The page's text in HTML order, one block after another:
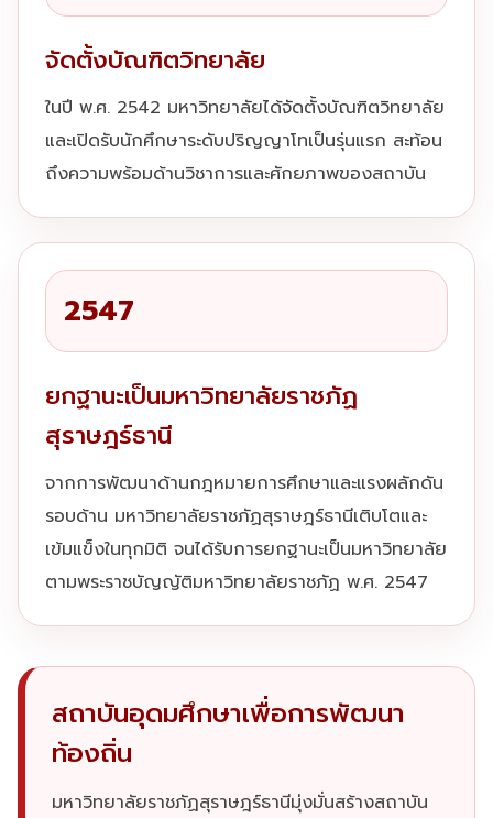
จัดตั้งบัณฑิตวิทยาลัย
ในปี พ.ศ. 2542 มหาวิทยาลัยได้จัดตั้งบัณฑิตวิทยาลัย
และเปิดรับนักศึกษาระดับปริญญาโทเป็นรุ่นแรก สะท้อน
ถึงความพร้อมด้านวิชาการและศักยภาพของสถาบัน
2547
ยกฐานะเป็นมหาวิทยาลัยราชภัฏ
สุราษฎร์ธานี
จากการพัฒนาด้านกฎหมายการศึกษาและแรงผลักดัน
รอบด้าน มหาวิทยาลัยราชภัฏสุราษฎร์ธานีเติบโตและ
เข้มแข็งในทุกมิติ จนได้รับการยกฐานะเป็นมหาวิทยาลัย
ตามพระราชบัญญัติมหาวิทยาลัยราชภัฏ พ.ศ. 2547
สถาบันอุดมศึกษาเพื่อการพัฒนา
ท้องถิ่น
มหาวิทยาลัยราชภัฏสุราษฎร์ธานีมุ่งมั่นสร้างสถาบัน